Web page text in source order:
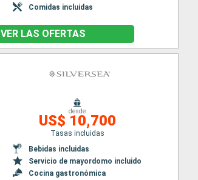
Comidas incluidas
VER LAS OFERTAS
desde
US$ 10,700
Tasas incluidas
Bebidas incluidas
Servicio de mayordomo incluido
Cocina gastronómica